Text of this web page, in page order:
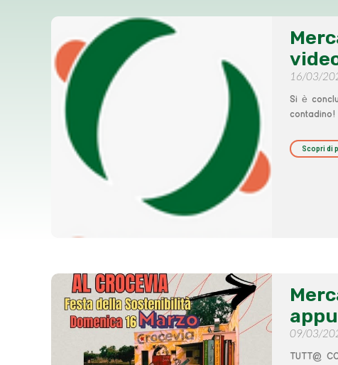
16/03/
Si è
Scopri di
09/03/
TUTT@